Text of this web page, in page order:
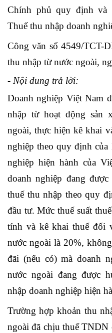
Chính phủ quy định và
Thuế thu nhập doanh
Công văn số 4549/TCT-
thu nhập từ nước ngoài,
- Nội dung trả lời:
Doanh nghiệp Việt Nam
nhập từ hoạt động sản
ngoài, thực hiện kê khai
nghiệp theo quy định
nghiệp hiện hành của
doanh nghiệp đang
thuế thu nhập theo quy
đầu tư. Mức thuế suất
tính và kê khai thuế đối
nước ngoài là 20%,
đãi (nếu có) mà doanh
nước ngoài đang được
nhập doanh nghiệp hiện
Trường hợp khoản thu
ngoài đã chịu thuế